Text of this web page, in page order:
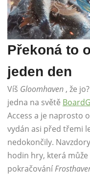
Překoná to
jeden den
Víš Gloomhaven , že
jedna na světě
Access a je naprosto
vydán asi před třemi
nedokončily.
hodin hry, která
pokračování